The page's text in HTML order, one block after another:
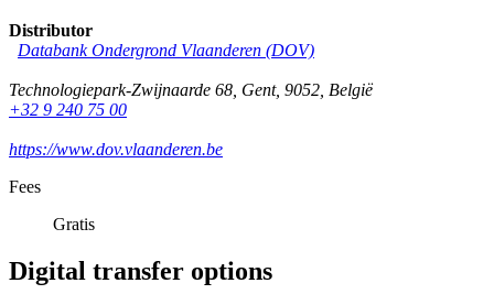
Distributor
Databank Ondergrond Vlaanderen (DOV)
Technologiepark-Zwijnaarde 68, Gent, 9052, België
+32 9 240 75 00
https://www.dov.vlaanderen.be
Fees
Gratis
Digital transfer options